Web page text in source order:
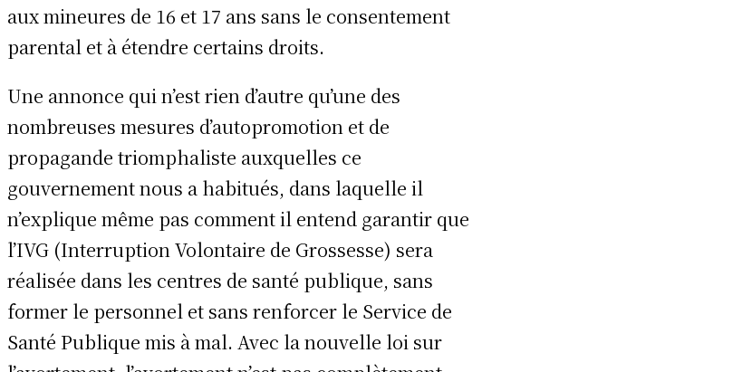
aux mineures de 16 et 17 ans sans le consentement
parental et à étendre certains droits.
Une annonce qui n’est rien d’autre qu’une des
nombreuses mesures d’autopromotion et de
propagande triomphaliste auxquelles ce
gouvernement nous a habitués, dans laquelle il
n’explique même pas comment il entend garantir que
l’IVG (Interruption Volontaire de Grossesse) sera
réalisée dans les centres de santé publique, sans
former le personnel et sans renforcer le Service de
Santé Publique mis à mal. Avec la nouvelle loi sur